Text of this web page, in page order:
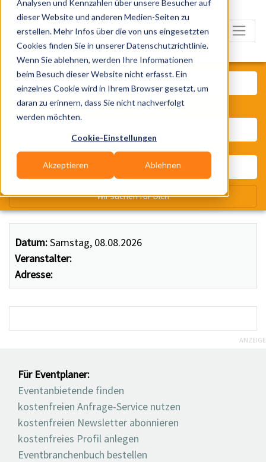
Analysen und Kennzahlen über unsere Besucher auf
dieser Website und anderen Medien-Seiten zu
erstellen. Mehr Infos über die von uns eingesetzten
Cookies finden Sie in unserer Datenschutzrichtlinie.
Wenn Sie ablehnen, werden Ihre Informationen
beim Besuch dieser Website nicht erfasst. Ein
einzelnes Cookie wird in Ihrem Browser gesetzt, um
daran zu erinnern, dass Sie nicht nachverfolgt
werden möchten.
Cookie-Einstellungen
Akzeptieren Ablehnen
Datum:Samstag, 08.08.2026
Veranstalter:
Adresse:
Was? Künstler, Zelte, Bands,
Wir suchen für Dich
ANZEIGE
Für Eventplaner:
Eventanbietende finden
kostenfreien Anfrage-Service nutzen
kostenfreien Newsletter abonnieren
kostenfreies Profil anlegen
Eventbranchenbuch bestellen